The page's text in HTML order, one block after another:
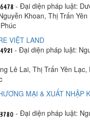
- Đại diện pháp luật:
Khoan, Thị Trấn Yên
VIỆT LAND
- Đại diện pháp luật:
Lê Lai, Thị Trấn Yên Lạc,
MẠI & XUẤT NHẬP
- Đại diện pháp luật: